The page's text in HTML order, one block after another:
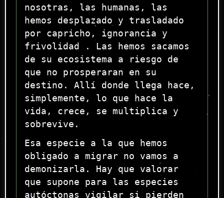
nosotras, las humanas, las
hemos desplazado y trasladado
por capricho, ignorancia y
frivolidad . Las hemos sacamos
de su ecosistema a riesgo de
que no prosperaran en su
destino. Allí donde llega hace,
simplemente, lo que hace la
vida, crece, se multiplica y
sobrevive.
Esa especie a la que hemos
obligado a migrar no vamos a
demonizarla. Hay que valorar
que supone para las especies
autóctonas vigilar si pierden